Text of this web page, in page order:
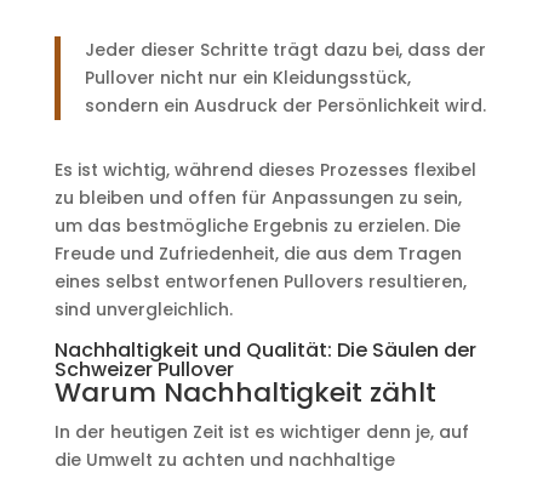
Jeder dieser Schritte trägt dazu bei, dass der
Pullover nicht nur ein Kleidungsstück,
sondern ein Ausdruck der Persönlichkeit wird.
Es ist wichtig, während dieses Prozesses flexibel
zu bleiben und offen für Anpassungen zu sein,
um das bestmögliche Ergebnis zu erzielen. Die
Freude und Zufriedenheit, die aus dem Tragen
eines selbst entworfenen Pullovers resultieren,
sind unvergleichlich.
Nachhaltigkeit und Qualität: Die Säulen der
Schweizer Pullover
Warum Nachhaltigkeit zählt
In der heutigen Zeit ist es wichtiger denn je, auf
die Umwelt zu achten und nachhaltige